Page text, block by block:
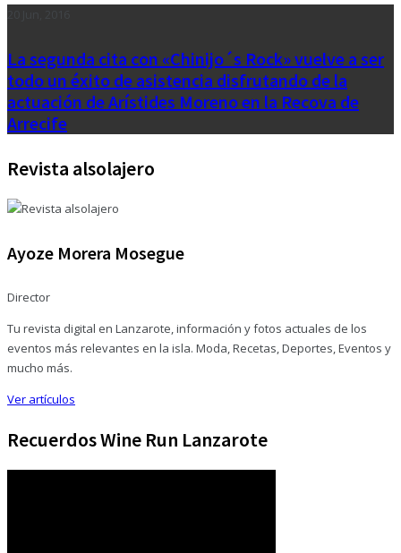
La segunda cita con «Chinijo´s Rock» vuelve a ser
todo un éxito de asistencia disfrutando de la
actuación de Arístides Moreno en la Recova de
Arrecife
Revista alsolajero
Ayoze Morera Mosegue
Director
Tu revista digital en Lanzarote, información y fotos actuales de los
eventos más relevantes en la isla. Moda, Recetas, Deportes, Eventos y
mucho más.
Ver artículos
Recuerdos Wine Run Lanzarote